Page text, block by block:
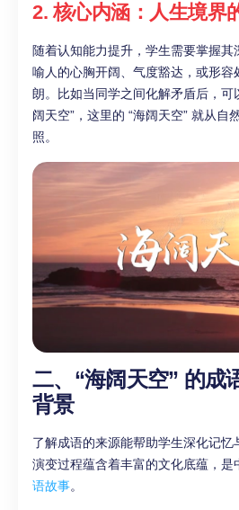
2. 核心内涵：人生境界
随着认知能力提升，学生需要掌握
喻人的心胸开阔、气度豁达，或形容
朗。比如当同学之间化解矛盾后，可
阔天空”，这里的 “海阔天空” 就从自
照。
二、“海阔天空” 的成
背景
了解成语的来源能帮助学生深化记忆
演变过程蕴含着丰富的文化底蕴，是
语故事。